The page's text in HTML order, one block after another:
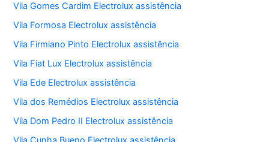
Vila Gomes Cardim Electrolux assistência
Vila Formosa Electrolux assistência
Vila Firmiano Pinto Electrolux assistência
Vila Fiat Lux Electrolux assistência
Vila Ede Electrolux assistência
Vila dos Remédios Electrolux assistência
Vila Dom Pedro II Electrolux assistência